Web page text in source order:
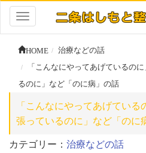
Toggle
navigation
HOME
治療などの話
「こんなにやってあげているの
るのに」など「のに病」の話
「こんなにやってあげてい
張っているのに」など「のに
カテゴリー： 治療などの話